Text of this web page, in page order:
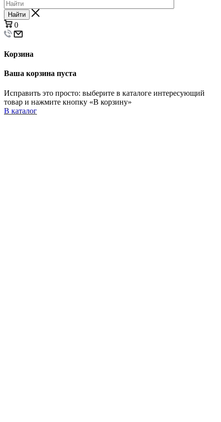
Найти
0
Корзина
Ваша корзина пуста
Исправить это просто: выберите в каталоге интересующий
товар и нажмите кнопку «В корзину»
В каталог